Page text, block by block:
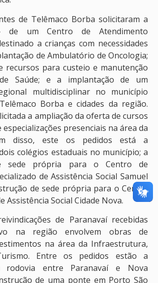
de Telêmaco Borba solicitaram a
de um Centro de Atendimento
a crianças com necessidades
de Ambulatório de Oncologia;
recursos para custeio e manutenção
Saúde; e a implantação de um
multidisciplinar no município
Borba e cidades da região.
a ampliação da oferta de cursos
presenciais na área da
disso, este os pedidos está a
colégios estaduais no município; a
sede própria para o Centro de
de Assistência Social Samuel
de sede própria para o Centro
Assistência Social Cidade Nova.
de Paranavaí recebidas
na região envolvem obras de
na área da Infraestrutura,
Entre os pedidos estão a
rodovia entre Paranavaí e Nova
de uma ponte em Porto São